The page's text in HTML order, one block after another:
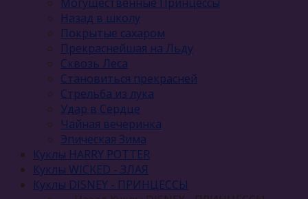
Назад в школу
Покрытые сахаром
Прекраснейшая на Льду
Сквозь Леса
Становиться прекрасней
Стрельба из лука
Удар в Сердце
Чайная вечеринка
Эпическая Зима
Куклы HARRY POTTER
Куклы WICKED - ЗЛАЯ
Куклы DISNEY - ПРИНЦЕССЫ